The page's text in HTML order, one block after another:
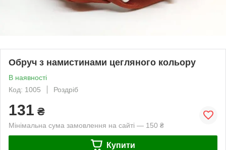
Обруч з намистинами цегляного кольору
В наявності
Код: 1005
Роздріб
131 ₴
Мінімальна сума замовлення на сайті — 150 ₴
Купити